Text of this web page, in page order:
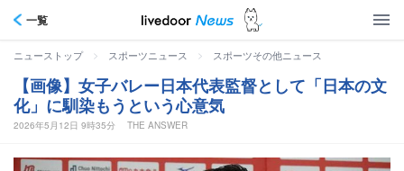
一覧
ニューストップ > スポーツニュース > スポーツその他ニュース
【画像】女子バレー日本代表監督として「日本の文
化」に馴染もうという心意気
2026年5月12日 9時35分 THE ANSWER